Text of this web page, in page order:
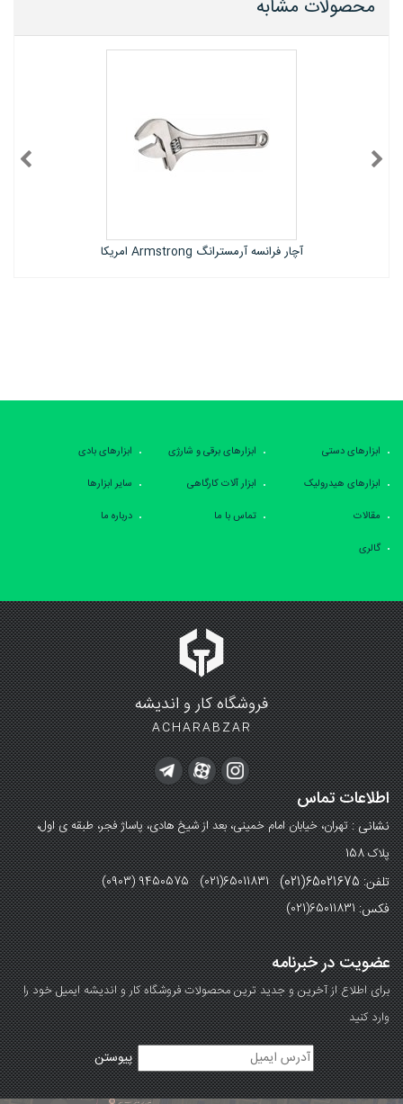
محصولات مشابه
آچار فرانسه آرمسترانگ Armstrong امریکا
ابزارهای دستی ابزارهای برقی و شارژی
ابزارهای بادی
ابزارهای هیدرولیک
ابزار آلات کارگاهی
سایر ابزارها
مقالات
تماس با ما
درباره ما
گالری
فروشگاه کار و اندیشه
ACHARABZAR
اطلاعات تماس
نشانی :تهران، خیابان امام خمینی، بعد از شیخ هادی، پاساژ فجر، طبقه ی اول،
پلاک 158
تلفن: 65021675(021) (0903) 9450575 (021)65011831
فکس:(021)65011831
عضویت در خبرنامه
برای اطلاع از آخرین و جدید ترین محصولات فروشگاه کار و اندیشه ایمیل خود را
وارد کنید